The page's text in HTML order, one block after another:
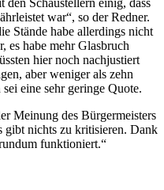
Schaustellern einig, dass
war“, so der Redner.
Stände habe allerdings nicht
es habe mehr Glasbruch
hier noch nachjustiert
aber weniger als zehn
eine sehr geringe Quote.
Meinung des Bürgermeisters
gibt nichts zu kritisieren. Dank
funktioniert.“